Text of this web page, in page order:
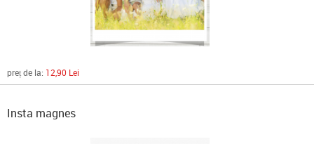
preț de la: 12,90 Lei
Insta magnes